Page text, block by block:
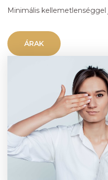
Minimális
ÁRAK